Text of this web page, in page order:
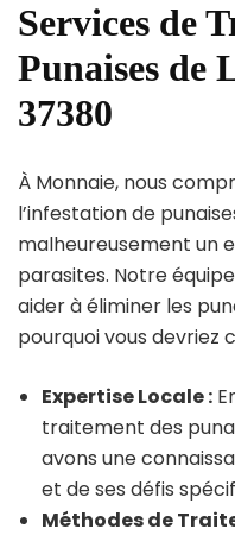
Services de
Punaises de
37380
À Monnaie, nous
l’infestation de
malheureusement un
parasites. Notre
aider à éliminer les
pourquoi vous devriez
Expertise Locale :
traitement des
avons une
et de ses défis
Méthodes de